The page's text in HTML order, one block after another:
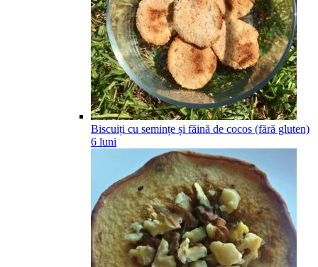
Biscuiți cu semințe și făină de cocos (fără gluten)
6 luni